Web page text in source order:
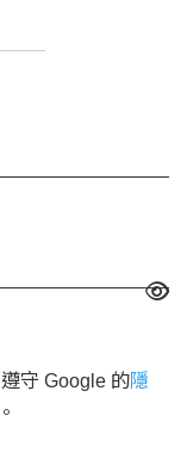
守 Google 的隱
。